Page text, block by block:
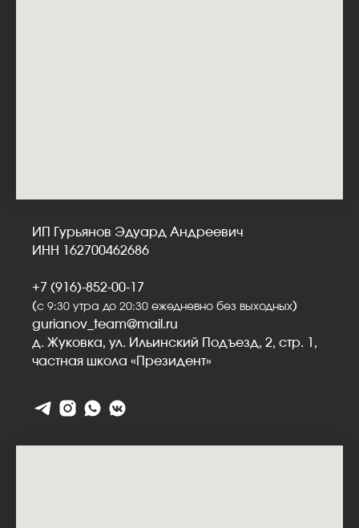
ИП Гурьянов Эдуард Андреевич
ИНН 162700462686
+7 (916)-852-00-17
(с 9:30 утра до 20:30 ежедневно без выходных)
gurianov_team@mail.ru
д. Жуковка, ул. Ильинский Подъезд, 2, стр. 1,
частная школа «Президент»